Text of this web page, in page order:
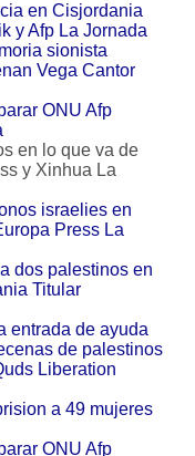
en Cisjordania
y Afp La Jornada
sionista
Vega Cantor
ONU Afp
en lo que va de
y Xinhua La
israelies en
Press La
dos palestinos en
Titular
entrada de ayuda
de palestinos
Liberation
a 49 mujeres
ONU Afp